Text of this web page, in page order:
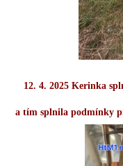
12. 4. 2025 Kerinka
a tím splnila podmínky